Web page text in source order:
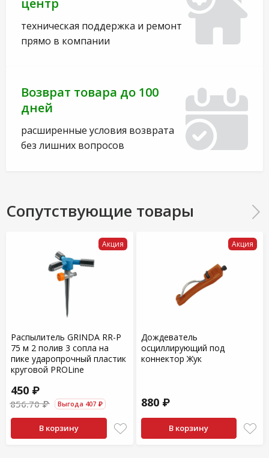
центр
техническая поддержка и ремонт
прямо в компании
Возврат товара до 100
дней
расширенные условия возврата
без лишних вопросов
Сопутствующие товары
Акция
Распылитель GRINDA RR-P
75 м 2 полив 3 сопла на
пике ударопрочный пластик
круговой PROLine
450 ₽
856.70 ₽ Выгода 407 ₽
В корзину
Акция
Дождеватель
осциллирующий под
коннектор Жук
880 ₽
В корзину